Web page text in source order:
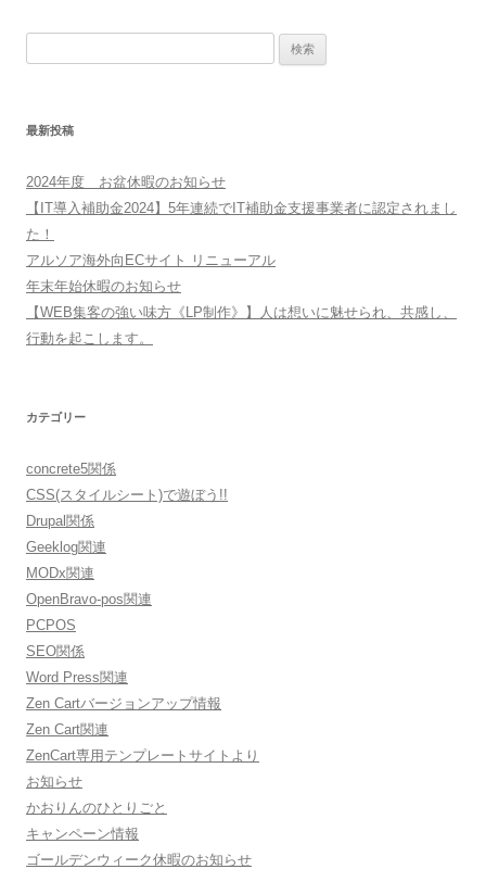
最新投稿
2024年度 お盆休暇のお知らせ
【IT導入補助金2024】5年連続でIT補助金支援事業者に認定されまし
た！
アルソア海外向ECサイト リニューアル
年末年始休暇のお知らせ
【WEB集客の強い味方《LP制作》】人は想いに魅せられ、共感し、
行動を起こします。
カテゴリー
concrete5関係
CSS(スタイルシート)で遊ぼう!!
Drupal関係
Geeklog関連
MODx関連
OpenBravo-pos関連
PCPOS
SEO関係
Word Press関連
Zen Cartバージョンアップ情報
Zen Cart関連
ZenCart専用テンプレートサイトより
お知らせ
かおりんのひとりごと
キャンペーン情報
ゴールデンウィーク休暇のお知らせ